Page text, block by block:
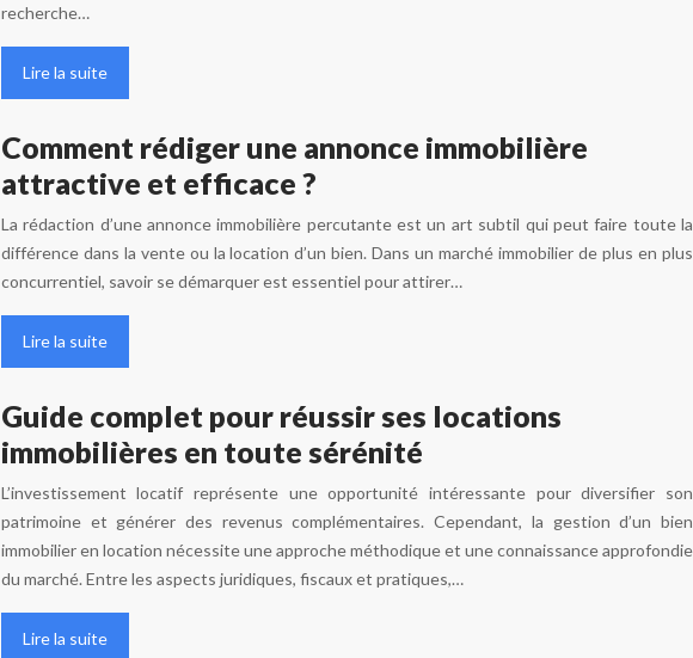
recherche…
Lire la suite
Comment rédiger une annonce immobilière
attractive et efficace ?
La rédaction d’une annonce immobilière percutante est un art subtil qui peut faire toute la
différence dans la vente ou la location d’un bien. Dans un marché immobilier de plus en plus
concurrentiel, savoir se démarquer est essentiel pour attirer…
Lire la suite
Guide complet pour réussir ses locations
immobilières en toute sérénité
L’investissement locatif représente une opportunité intéressante pour diversifier son
patrimoine et générer des revenus complémentaires. Cependant, la gestion d’un bien
immobilier en location nécessite une approche méthodique et une connaissance approfondie
du marché. Entre les aspects juridiques, fiscaux et pratiques,…
Lire la suite